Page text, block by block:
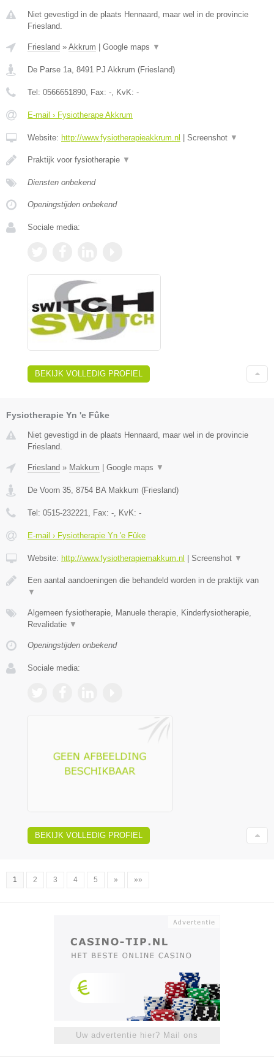
Niet gevestigd in de plaats Hennaard, maar wel in de provincie
Friesland.
Friesland » Akkrum | Google maps ▼
De Parse 1a 8491 PJ Akkrum (Friesland)
Tel: 0566651890 , Fax: - , KvK: -
E-mail › Fysiotherape Akkrum
Website: http://www.fysiotherapieakkrum.nl | Screenshot ▼
Praktijk voor fysiotherapie ▼
Diensten onbekend
Openingstijden onbekend
Sociale media:
BEKIJK VOLLEDIG PROFIEL
Fysiotherapie Yn 'e Fûke
Niet gevestigd in de plaats Hennaard, maar wel in de provincie
Friesland.
Friesland » Makkum Google maps ▼
De Voorn 35, 8754 BA Makkum (Friesland)
Tel: 0515-232221, Fax: -, KvK: -
E-mail › Fysiotherapie Yn 'e Fûke
Website: http://www.fysiotherapiemakkum.nl Screenshot ▼
Een aantal aandoeningen die behandeld worden in de praktijk van
▼
Algemeen fysiotherapie, Manuele therapie, Kinderfysiotherapie,
Revalidatie ▼
Openingstijden onbekend
Sociale media:
BEKIJK VOLLEDIG PROFIEL
1 2 3 4 5 » »»
Uw advertentie hier? Mail ons